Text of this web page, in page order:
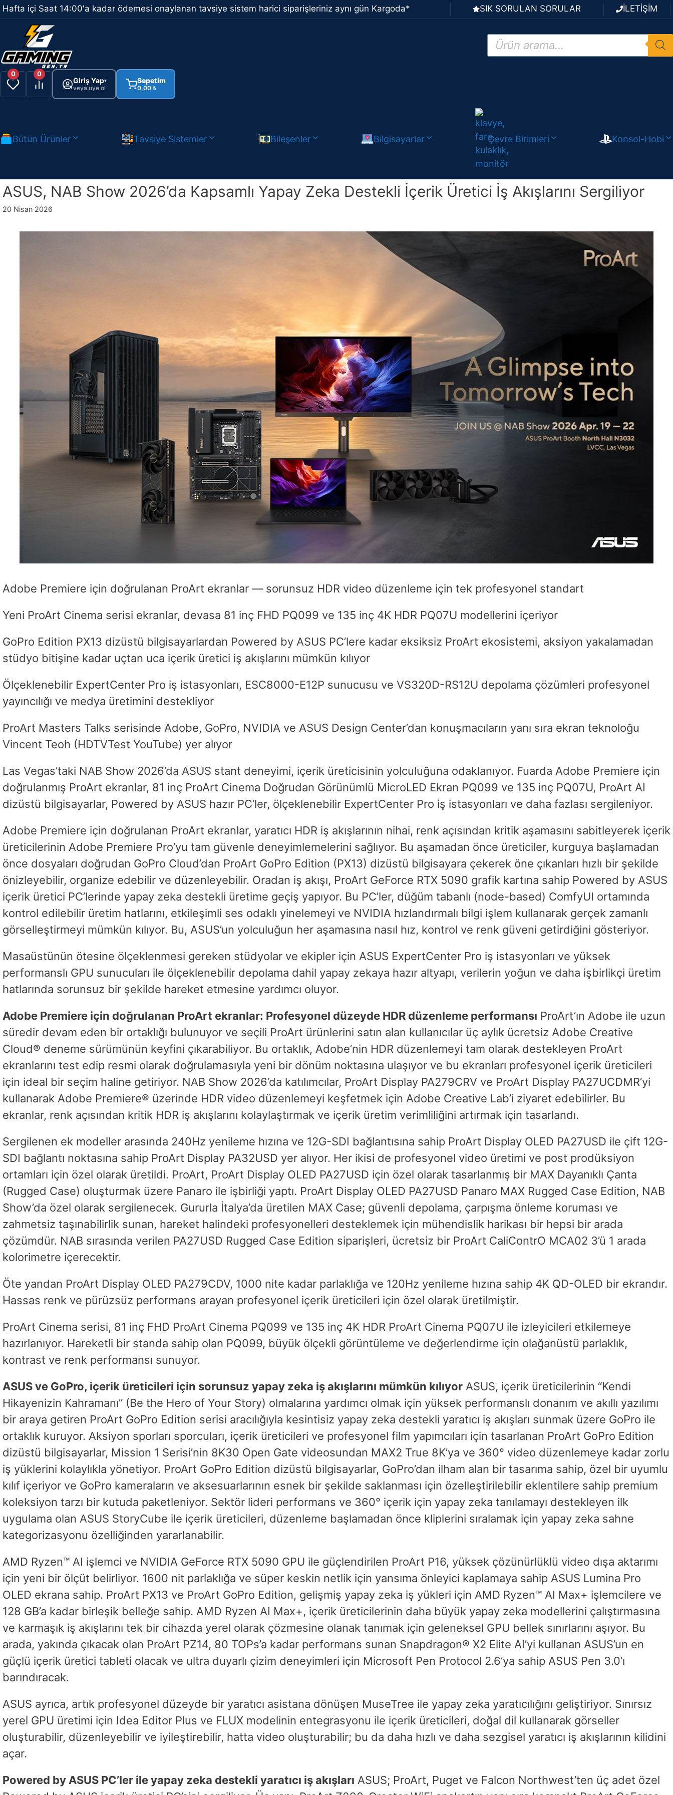
İçeriğe
atla
Hafta içi Saat 14:00'a kadar ödemesi onaylanan tavsiye sistem harici siparişleriniz aynı gün Kargoda* SIK SORULAN SORULAR İLETİŞİM
Products
search
0 0
Giriş Yap▾
veya üye ol
Sepetim
0,00 ₺
Bütün Ürünler Tavsiye Sistemler Bileşenler Bilgisayarlar Çevre Birimleri Konsol-Hobi
ASUS, NAB Show 2026’da Kapsamlı Yapay Zeka Destekli İçerik Üretici İş Akışlarını Sergiliyor
20 Nisan 2026
Adobe Premiere için doğrulanan ProArt ekranlar — sorunsuz HDR video düzenleme için tek profesyonel standart
Yeni ProArt Cinema serisi ekranlar, devasa 81 inç FHD PQ099 ve 135 inç 4K HDR PQ07U modellerini içeriyor
GoPro Edition PX13 dizüstü bilgisayarlardan Powered by ASUS PC’lere kadar eksiksiz ProArt ekosistemi, aksiyon yakalamadan
stüdyo bitişine kadar uçtan uca içerik üretici iş akışlarını mümkün kılıyor
Ölçeklenebilir ExpertCenter Pro iş istasyonları, ESC8000-E12P sunucusu ve VS320D-RS12U depolama çözümleri profesyonel
yayıncılığı ve medya üretimini destekliyor
ProArt Masters Talks serisinde Adobe, GoPro, NVIDIA ve ASUS Design Center’dan konuşmacıların yanı sıra ekran teknoloğu
Vincent Teoh (HDTVTest YouTube) yer alıyor
Las Vegas’taki NAB Show 2026’da ASUS stant deneyimi, içerik üreticisinin yolculuğuna odaklanıyor. Fuarda Adobe Premiere için
doğrulanmış ProArt ekranlar, 81 inç ProArt Cinema Doğrudan Görünümlü MicroLED Ekran PQ099 ve 135 inç PQ07U, ProArt AI
dizüstü bilgisayarlar, Powered by ASUS hazır PC’ler, ölçeklenebilir ExpertCenter Pro iş istasyonları ve daha fazlası sergileniyor.
Adobe Premiere için doğrulanan ProArt ekranlar, yaratıcı HDR iş akışlarının nihai, renk açısından kritik aşamasını sabitleyerek içerik
üreticilerinin Adobe Premiere Pro’yu tam güvenle deneyimlemelerini sağlıyor. Bu aşamadan önce üreticiler, kurguya başlamadan
önce dosyaları doğrudan GoPro Cloud’dan ProArt GoPro Edition (PX13) dizüstü bilgisayara çekerek öne çıkanları hızlı bir şekilde
önizleyebilir, organize edebilir ve düzenleyebilir. Oradan iş akışı, ProArt GeForce RTX 5090 grafik kartına sahip Powered by ASUS
içerik üretici PC’lerinde yapay zeka destekli üretime geçiş yapıyor. Bu PC’ler, düğüm tabanlı (node-based) ComfyUI ortamında
kontrol edilebilir üretim hatlarını, etkileşimli ses odaklı yinelemeyi ve NVIDIA hızlandırmalı bilgi işlem kullanarak gerçek zamanlı
görselleştirmeyi mümkün kılıyor. Bu, ASUS’un yolculuğun her aşamasına nasıl hız, kontrol ve renk güveni getirdiğini gösteriyor.
Masaüstünün ötesine ölçeklenmesi gereken stüdyolar ve ekipler için ASUS ExpertCenter Pro iş istasyonları ve yüksek
performanslı GPU sunucuları ile ölçeklenebilir depolama dahil yapay zekaya hazır altyapı, verilerin yoğun ve daha işbirlikçi üretim
hatlarında sorunsuz bir şekilde hareket etmesine yardımcı oluyor.
Adobe Premiere için doğrulanan ProArt ekranlar: Profesyonel düzeyde HDR düzenleme performansı ProArt’ın Adobe ile uzun
süredir devam eden bir ortaklığı bulunuyor ve seçili ProArt ürünlerini satın alan kullanıcılar üç aylık ücretsiz Adobe Creative
Cloud® deneme sürümünün keyfini çıkarabiliyor. Bu ortaklık, Adobe’nin HDR düzenlemeyi tam olarak destekleyen ProArt
ekranlarını test edip resmi olarak doğrulamasıyla yeni bir dönüm noktasına ulaşıyor ve bu ekranları profesyonel içerik üreticileri
için ideal bir seçim haline getiriyor. NAB Show 2026’da katılımcılar, ProArt Display PA279CRV ve ProArt Display PA27UCDMR’yi
kullanarak Adobe Premiere® üzerinde HDR video düzenlemeyi keşfetmek için Adobe Creative Lab’i ziyaret edebilirler. Bu
ekranlar, renk açısından kritik HDR iş akışlarını kolaylaştırmak ve içerik üretim verimliliğini artırmak için tasarlandı.
Sergilenen ek modeller arasında 240Hz yenileme hızına ve 12G-SDI bağlantısına sahip ProArt Display OLED PA27USD ile çift 12G-
SDI bağlantı noktasına sahip ProArt Display PA32USD yer alıyor. Her ikisi de profesyonel video üretimi ve post prodüksiyon
ortamları için özel olarak üretildi. ProArt, ProArt Display OLED PA27USD için özel olarak tasarlanmış bir MAX Dayanıklı Çanta
(Rugged Case) oluşturmak üzere Panaro ile işbirliği yaptı. ProArt Display OLED PA27USD Panaro MAX Rugged Case Edition, NAB
Show’da özel olarak sergilenecek. Gururla İtalya’da üretilen MAX Case; güvenli depolama, çarpışma önleme koruması ve
zahmetsiz taşınabilirlik sunan, hareket halindeki profesyonelleri desteklemek için mühendislik harikası bir hepsi bir arada
çözümdür. NAB sırasında verilen PA27USD Rugged Case Edition siparişleri, ücretsiz bir ProArt CaliContrO MCA02 3’ü 1 arada
kolorimetre içerecektir.
Öte yandan ProArt Display OLED PA279CDV, 1000 nite kadar parlaklığa ve 120Hz yenileme hızına sahip 4K QD-OLED bir ekrandır.
Hassas renk ve pürüzsüz performans arayan profesyonel içerik üreticileri için özel olarak üretilmiştir.
ProArt Cinema serisi, 81 inç FHD ProArt Cinema PQ099 ve 135 inç 4K HDR ProArt Cinema PQ07U ile izleyicileri etkilemeye
hazırlanıyor. Hareketli bir standa sahip olan PQ099, büyük ölçekli görüntüleme ve değerlendirme için olağanüstü parlaklık,
kontrast ve renk performansı sunuyor.
ASUS ve GoPro, içerik üreticileri için sorunsuz yapay zeka iş akışlarını mümkün kılıyor ASUS, içerik üreticilerinin “Kendi
Hikayenizin Kahramanı” (Be the Hero of Your Story) olmalarına yardımcı olmak için yüksek performanslı donanım ve akıllı yazılımı
bir araya getiren ProArt GoPro Edition serisi aracılığıyla kesintisiz yapay zeka destekli yaratıcı iş akışları sunmak üzere GoPro ile
ortaklık kuruyor. Aksiyon sporları sporcuları, içerik üreticileri ve profesyonel film yapımcıları için tasarlanan ProArt GoPro Edition
dizüstü bilgisayarlar, Mission 1 Serisi’nin 8K30 Open Gate videosundan MAX2 True 8K’ya ve 360° video düzenlemeye kadar zorlu
iş yüklerini kolaylıkla yönetiyor. ProArt GoPro Edition dizüstü bilgisayarlar, GoPro’dan ilham alan bir tasarıma sahip, özel bir uyumlu
kılıf içeriyor ve GoPro kameraların ve aksesuarlarının esnek bir şekilde saklanması için özelleştirilebilir eklentilere sahip premium
koleksiyon tarzı bir kutuda paketleniyor. Sektör lideri performans ve 360° içerik için yapay zeka tanılamayı destekleyen ilk
uygulama olan ASUS StoryCube ile içerik üreticileri, düzenleme başlamadan önce kliplerini sıralamak için yapay zeka sahne
kategorizasyonu özelliğinden yararlanabilir.
AMD Ryzen™ AI işlemci ve NVIDIA GeForce RTX 5090 GPU ile güçlendirilen ProArt P16, yüksek çözünürlüklü video dışa aktarımı
için yeni bir ölçüt belirliyor. 1600 nit parlaklığa ve süper keskin netlik için yansıma önleyici kaplamaya sahip ASUS Lumina Pro
OLED ekrana sahip. ProArt PX13 ve ProArt GoPro Edition, gelişmiş yapay zeka iş yükleri için AMD Ryzen™ AI Max+ işlemcilere ve
128 GB’a kadar birleşik belleğe sahip. AMD Ryzen AI Max+, içerik üreticilerinin daha büyük yapay zeka modellerini çalıştırmasına
ve karmaşık iş akışlarını tek bir cihazda yerel olarak çözmesine olanak tanımak için geleneksel GPU bellek sınırlarını aşıyor. Bu
arada, yakında çıkacak olan ProArt PZ14, 80 TOPs’a kadar performans sunan Snapdragon® X2 Elite AI’yi kullanan ASUS’un en
güçlü içerik üretici tableti olacak ve ultra duyarlı çizim deneyimleri için Microsoft Pen Protocol 2.6’ya sahip ASUS Pen 3.0’ı
barındıracak.
ASUS ayrıca, artık profesyonel düzeyde bir yaratıcı asistana dönüşen MuseTree ile yapay zeka yaratıcılığını geliştiriyor. Sınırsız
yerel GPU üretimi için Idea Editor Plus ve FLUX modelinin entegrasyonu ile içerik üreticileri, doğal dil kullanarak görseller
oluşturabilir, düzenleyebilir ve iyileştirebilir, hatta video oluşturabilir; bu da daha hızlı ve daha sezgisel yaratıcı iş akışlarının kilidini
açar.
Powered by ASUS PC’ler ile yapay zeka destekli yaratıcı iş akışları ASUS; ProArt, Puget ve Falcon Northwest’ten üç adet özel